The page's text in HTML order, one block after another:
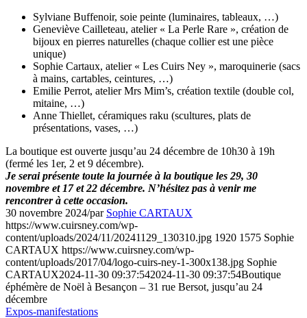
Sylviane Buffenoir, soie peinte (luminaires, tableaux, …)
Geneviève Cailleteau, atelier « La Perle Rare », création de
bijoux en pierres naturelles (chaque collier est une pièce
unique)
Sophie Cartaux, atelier « Les Cuirs Ney », maroquinerie (sacs
à mains, cartables, ceintures, …)
Emilie Perrot, atelier Mrs Mim’s, création textile (double col,
mitaine, …)
Anne Thiellet, céramiques raku (scultures, plats de
présentations, vases, …)
La boutique est ouverte jusqu’au 24 décembre de 10h30 à 19h
(fermé les 1er, 2 et 9 décembre).
Je serai présente toute la journée à la boutique les 29, 30
novembre et 17 et 22 décembre. N’hésitez pas à venir me
rencontrer à cette occasion.
30 novembre 2024/par Sophie CARTAUX
https://www.cuirsney.com/wp-
content/uploads/2024/11/20241129_130310.jpg 1920 1575 Sophie
CARTAUX https://www.cuirsney.com/wp-
content/uploads/2017/04/logo-cuirs-ney-1-300x138.jpg Sophie
CARTAUX2024-11-30 09:37:542024-11-30 09:37:54Boutique
éphémère de Noël à Besançon – 31 rue Bersot, jusqu’au 24
décembre
Expos-manifestations